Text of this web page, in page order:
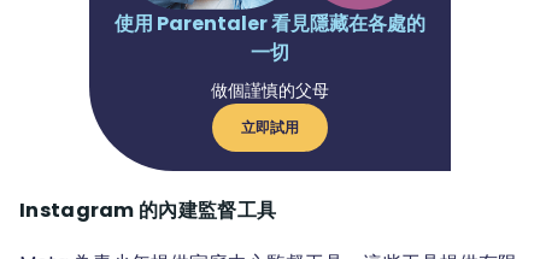
使用 Parentaler 看見隱藏在各處的
一切
做個謹慎的父母
立即試用
Instagram 的內建監督工具